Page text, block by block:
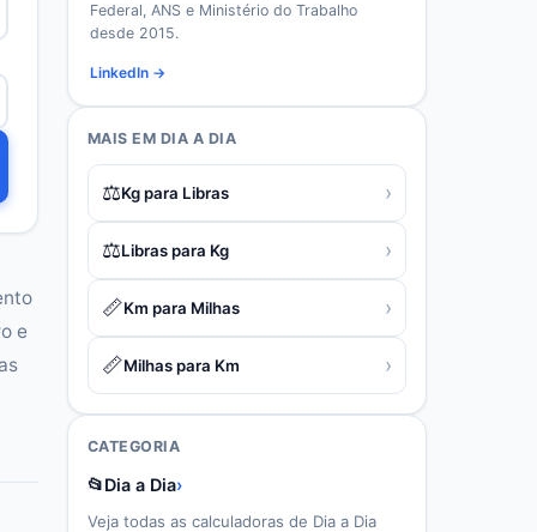
e
Federal, ANS e Ministério do Trabalho
desde 2015.
LinkedIn →
MAIS EM DIA A DIA
⚖️Kg para Libras ›
⚖️Libras para Kg ›
📏Km para Milhas ›
📏Milhas para Km ›
CATEGORIA
📂Dia a Dia›
Veja todas as calculadoras de Dia a Dia